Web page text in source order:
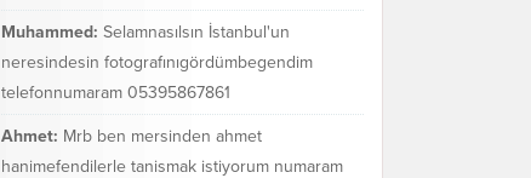
Muhammed: Selamnasılsın İstanbul'un
neresindesin fotografınıgördümbegendim
telefonnumaram 05395867861
Ahmet: Mrb ben mersinden ahmet
hanimefendilerle tanismak istiyorum numaram